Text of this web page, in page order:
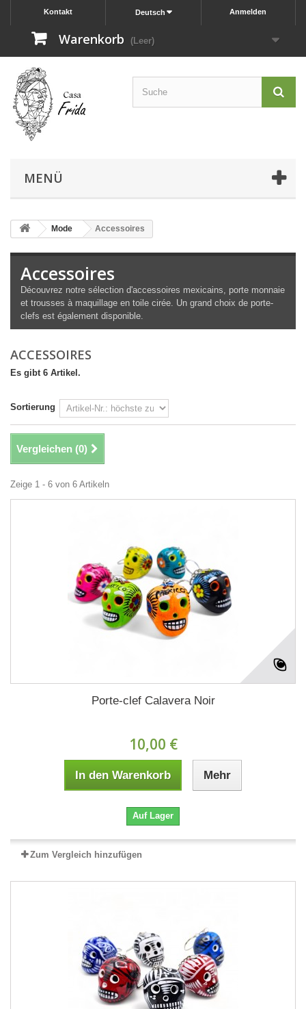
Anmelden
Deutsch
Kontakt
Warenkorb (Leer)
MENÜ
Mode Accessoires
Accessoires
Découvrez notre sélection d'accessoires mexicains, porte monnaie
et trousses à maquillage en toile cirée. Un grand choix de porte-
clefs est également disponible.
ACCESSOIRES
Es gibt 6 Artikel.
Sortierung
Vergleichen (0)
Zeige 1 - 6 von 6 Artikeln
Porte-clef Calavera Noir
10,00 €
In den Warenkorb Mehr
Auf Lager
Zum Vergleich hinzufügen